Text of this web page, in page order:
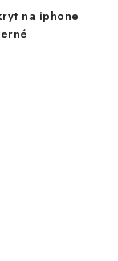
na iphone